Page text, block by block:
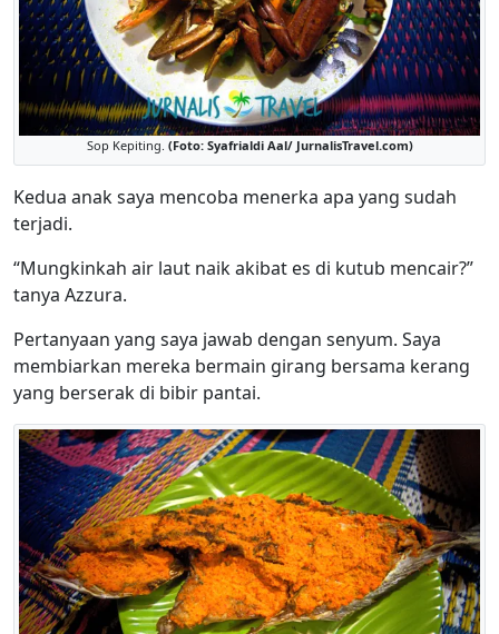
Sop Kepiting. (Foto: Syafrialdi Aal/ JurnalisTravel.com)
Kedua anak saya mencoba menerka apa yang sudah
terjadi.
“Mungkinkah air laut naik akibat es di kutub mencair?”
tanya Azzura.
Pertanyaan yang saya jawab dengan senyum. Saya
membiarkan mereka bermain girang bersama kerang
yang berserak di bibir pantai.